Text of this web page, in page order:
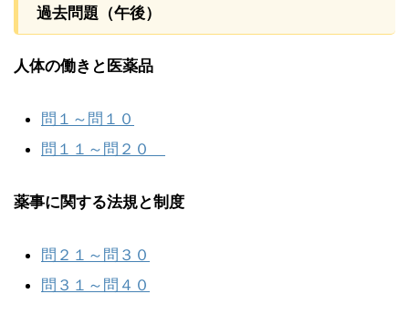
過去問題（午後）
人体の働きと医薬品
問１～問１０
問１１～問２０
薬事に関する法規と制度
問２１～問３０
問３１～問４０